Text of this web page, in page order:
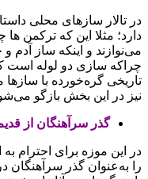
در تالار سازهای محلی
دارد؛ مثلا این که ترکمن‌
می‌نوازند و اینکه ساز
چراکه سازی دو لوله است
تاریخی گره‌خورده با سازها
نیز در این بخش بازگو
گذر سرآهنگان از
در این موزه برای احترام
را به‌عنوان گذر سرآهنگان